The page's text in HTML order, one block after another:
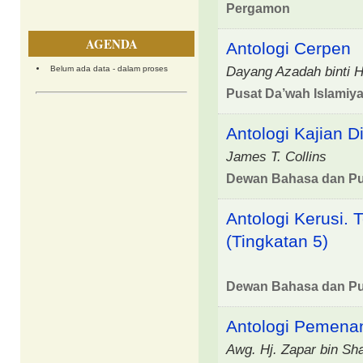
AGENDA
Belum ada data - dalam proses
Pergamon
Antologi Cerpen
Dayang Azadah binti
Pusat Da’wah
Antologi Kajian
James T. Collins
Dewan Bahasa dan
Antologi Kerusi.
(Tingkatan 5)
Dewan Bahasa dan
Antologi
Awg. Hj. Zapar bin